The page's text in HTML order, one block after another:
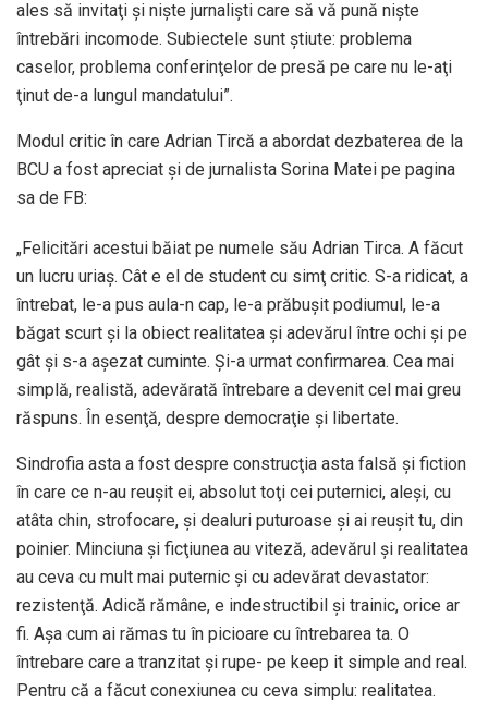
ales să invitaţi şi nişte jurnalişti care să vă pună nişte
întrebări incomode. Subiectele sunt ştiute: problema
caselor, problema conferinţelor de presă pe care nu le-aţi
ţinut de-a lungul mandatului”.
Modul critic în care Adrian Tircă a abordat dezbaterea de la
BCU a fost apreciat și de jurnalista Sorina Matei pe pagina
sa de FB:
„Felicitări acestui băiat pe numele său Adrian Tirca. A făcut
un lucru uriaş. Cât e el de student cu simţ critic. S-a ridicat, a
întrebat, le-a pus aula-n cap, le-a prăbuşit podiumul, le-a
băgat scurt şi la obiect realitatea şi adevărul între ochi şi pe
gât şi s-a aşezat cuminte. Şi-a urmat confirmarea. Cea mai
simplă, realistă, adevărată întrebare a devenit cel mai greu
răspuns. În esenţă, despre democraţie şi libertate.
Sindrofia asta a fost despre construcţia asta falsă şi fiction
în care ce n-au reuşit ei, absolut toţi cei puternici, aleşi, cu
atâta chin, strofocare, şi dealuri puturoase şi ai reuşit tu, din
poinier. Minciuna şi ficţiunea au viteză, adevărul şi realitatea
au ceva cu mult mai puternic şi cu adevărat devastator:
rezistenţă. Adică rămâne, e indestructibil şi trainic, orice ar
fi. Aşa cum ai rămas tu în picioare cu întrebarea ta. O
întrebare care a tranzitat şi rupe- pe keep it simple and real.
Pentru că a făcut conexiunea cu ceva simplu: realitatea.